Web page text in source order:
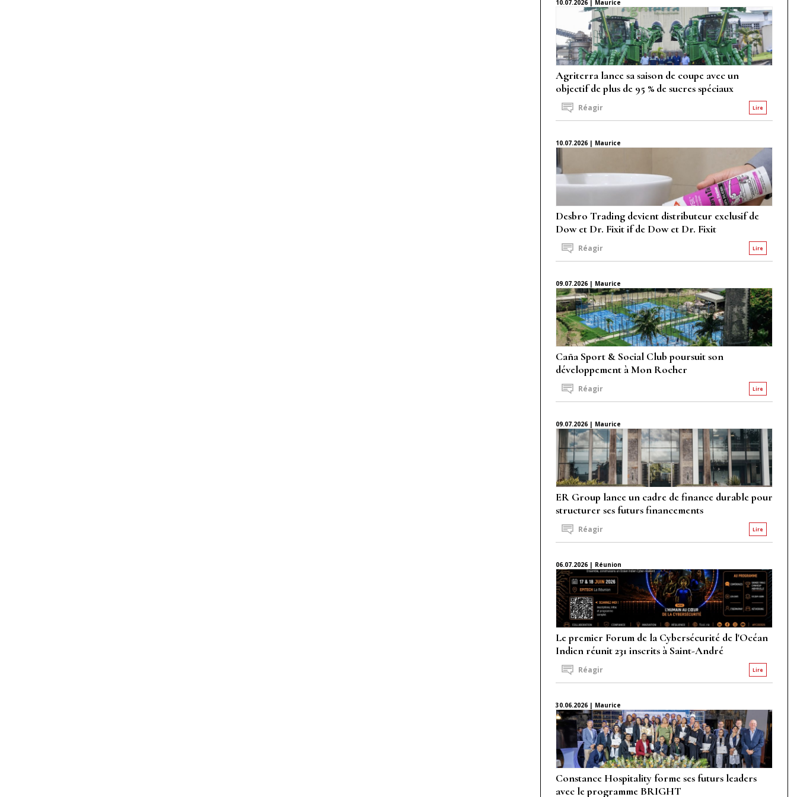
10.07.2026 | Maurice
Agriterra lance sa saison de coupe avec un
objectif de plus de 95 % de sucres spéciaux
Lire
Réagir
10.07.2026 | Maurice
Desbro Trading devient distributeur exclusif de
Dow et Dr. Fixit if de Dow et Dr. Fixit
Lire
Réagir
09.07.2026 | Maurice
Caña Sport & Social Club poursuit son
développement à Mon Rocher
Lire
Réagir
09.07.2026 | Maurice
ER Group lance un cadre de finance durable pour
structurer ses futurs financements
Lire
Réagir
06.07.2026 | Réunion
Le premier Forum de la Cybersécurité de l'Océan
Indien réunit 231 inscrits à Saint-André
Lire
Réagir
30.06.2026 | Maurice
Constance Hospitality forme ses futurs leaders
avec le programme BRIGHT